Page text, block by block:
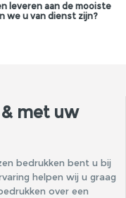
leveren aan de mooiste
we u van dienst zijn?
met uw
bedrukken bent u bij
helpen wij u graag
over een